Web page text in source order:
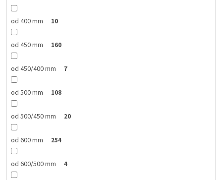
od 400 mm 10
od 450 mm 160
od 450/400 mm 7
od 500 mm 108
od 500/450 mm 20
od 600 mm 254
od 600/500 mm 4